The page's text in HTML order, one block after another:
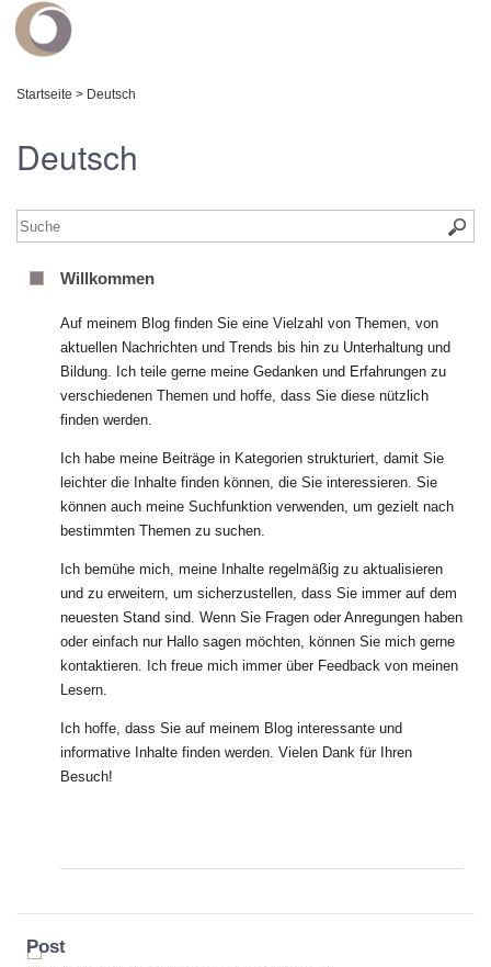
Startseite > Deutsch
Deutsch
Willkommen
Auf meinem Blog finden Sie eine Vielzahl von Themen, von
aktuellen Nachrichten und Trends bis hin zu Unterhaltung und
Bildung. Ich teile gerne meine Gedanken und Erfahrungen zu
verschiedenen Themen und hoffe, dass Sie diese nützlich
finden werden.
Ich habe meine Beiträge in Kategorien strukturiert, damit Sie
leichter die Inhalte finden können, die Sie interessieren. Sie
können auch meine Suchfunktion verwenden, um gezielt nach
bestimmten Themen zu suchen.
Ich bemühe mich, meine Inhalte regelmäßig zu aktualisieren
und zu erweitern, um sicherzustellen, dass Sie immer auf dem
neuesten Stand sind. Wenn Sie Fragen oder Anregungen haben
oder einfach nur Hallo sagen möchten, können Sie mich gerne
kontaktieren. Ich freue mich immer über Feedback von meinen
Lesern.
Ich hoffe, dass Sie auf meinem Blog interessante und
informative Inhalte finden werden. Vielen Dank für Ihren
Besuch!
Post